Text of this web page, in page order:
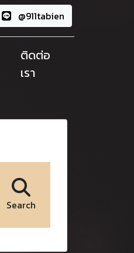
@911tabien
ติดต่อ
เรา
Search